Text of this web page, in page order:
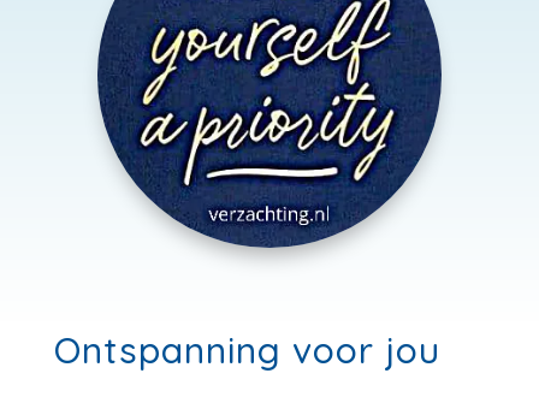
Ontspanning voor jou